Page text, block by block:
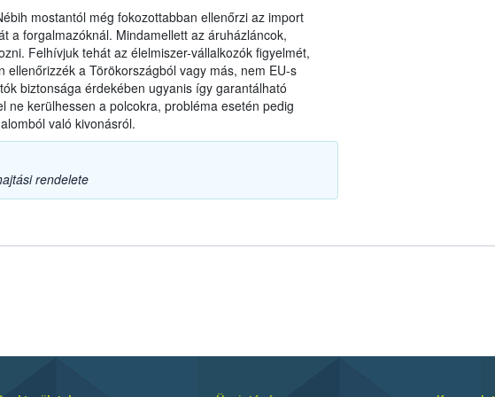
mostantól még fokozottabban ellenőrzi az import
a forgalmazóknál. Mindamellett az áruházláncok,
Felhívjuk tehát az élelmiszer-vállalkozók figyelmét,
a Törökországból vagy más, nem EU-s
biztonsága érdekében ugyanis így garantálható
ne kerülhessen a polcokra, probléma esetén pedig
való kivonásról.
rendelete